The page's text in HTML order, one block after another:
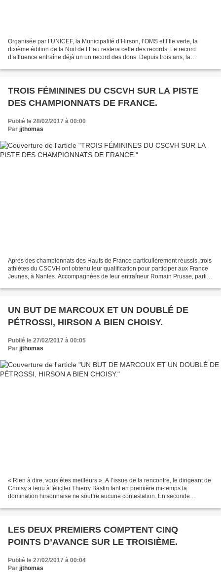
Organisée par l’UNICEF, la Municipalité d’Hirson, l’OMS et l’Ile verte, la
dixième édition de la Nuit de l’Eau restera celle des records. Le record
d’affluence entraîne déjà un un record des dons. Depuis trois ans, la
TROIS FÉMININES DU CSCVH SUR LA PISTE
DES CHAMPIONNATS DE FRANCE.
Publié le 28/02/2017 à 00:00
Par jjthomas
Après des championnats des Hauts de France particulièrement réussis, trois
athlètes du CSCVH ont obtenu leur qualification pour participer aux France
Jeunes, à Nantes. Accompagnées de leur entraîneur Romain Prusse, partie
UN BUT DE MARCOUX ET UN DOUBLÉ DE
PÉTROSSI, HIRSON A BIEN CHOISY.
Publié le 27/02/2017 à 00:05
Par jjthomas
« Rien à dire, vous êtes meilleurs ». A l’issue de la rencontre, le dirigeant de
Choisy a tenu à féliciter Thierry Bastin tant en première mi-temps la
domination hirsonnaise ne souffre aucune contestation. En seconde
LES DEUX PREMIERS COMPTENT CINQ
POINTS D’AVANCE SUR LE TROISIÈME.
Publié le 27/02/2017 à 00:04
Par jjthomas